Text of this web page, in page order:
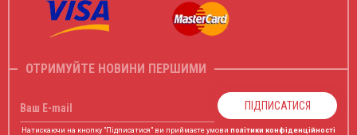
ОТРИМУЙТЕ НОВИНИ ПЕРШИМИ
Ваш E-mail ПІДПИСАТИСЯ
Натискаючи на кнопку "Підписатися" ви приймаєте умови політики конфіденційності